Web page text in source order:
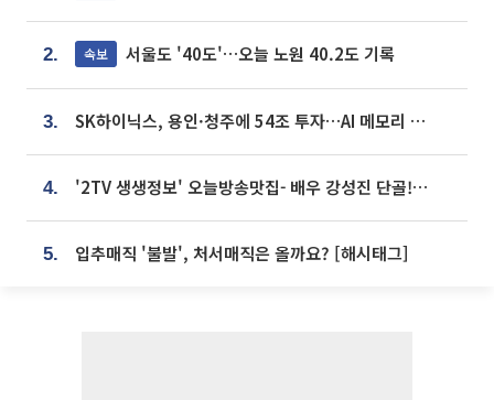
2. 속보 서울도 '40도'…오늘 노원 40.2도 기록
3. SK하이닉스, 용인·청주에 54조 투자…AI 메모리 생산기지 키운다
4. '2TV 생생정보' 오늘방송맛집- 배우 강성진 단골! 쌀국수ㆍ푸팟퐁 커리 맛집 '블○○○'
5. 입추매직 '불발', 처서매직은 올까요? [해시태그]